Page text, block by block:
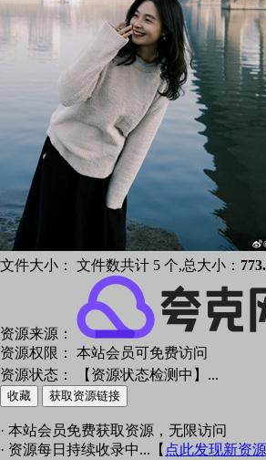
文件大小：
文件数共计 5 个,总大小：
资源来源：
资源权限：
本站会员可免费访问
资源状态：
【资源状态检测中】 ...
收藏 获取资源链接
· 本站会员免费获取资源，无限访问
· 资源每日持续收录中...【 点此发现新资源